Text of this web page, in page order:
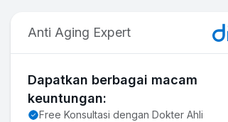
Anti Aging Expert
Dapatkan berbagai macam
keuntungan:
Free Konsultasi dengan Dokter Ahli